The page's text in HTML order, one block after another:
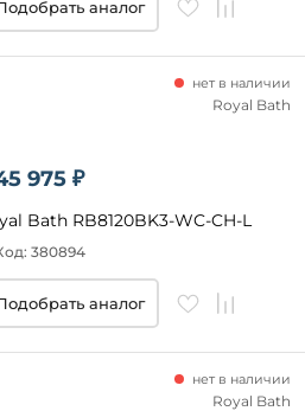
аналог
975 ₽
Bath RB8120BK3-WC-CH-L
нет в наличии
380894
Royal Bath
аналог
нет в наличии
Royal Bath